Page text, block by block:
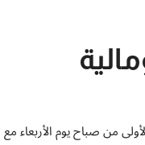
من صباح يوم الأربعاء مع